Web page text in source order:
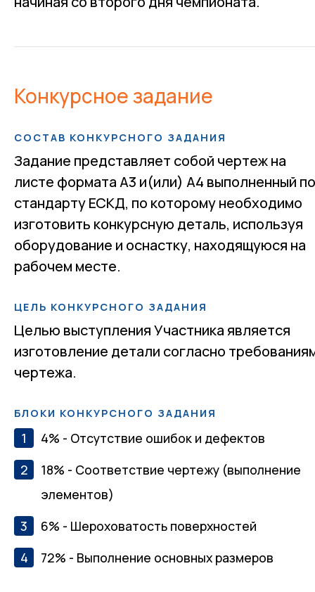
Конкурсное задание
СОСТАВ КОНКУРСНОГО ЗАДАНИЯ
Задание представляет собой чертеж на
листе формата А3 и(или) А4 выполненный по
стандарту ЕСКД, по которому необходимо
изготовить конкурсную деталь, используя
оборудование и оснастку, находящуюся на
рабочем месте.
ЦЕЛЬ КОНКУРСНОГО ЗАДАНИЯ
Целью выступления Участника является
изготовление детали согласно
чертежа.
БЛОКИ КОНКУРСНОГО ЗАДАНИЯ
4% - Отсутствие ошибок и дефектов
18% - Соответствие чертежу (выполнение
элементов)
6% - Шероховатость поверхностей
72% - Выполнение основных размеров